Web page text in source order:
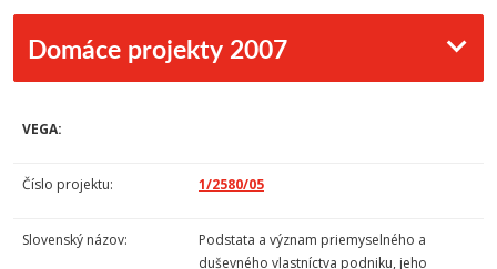
Domáce projekty 2007
VEGA:
Číslo projektu: 1/2580/05
Slovenský názov:
Podstata a význam priemyselného a
duševného vlastníctva podniku, jeho